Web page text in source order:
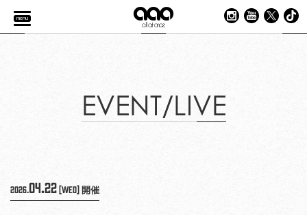
menu
EVENT/LIVE
2026.04.22[Wed]開催